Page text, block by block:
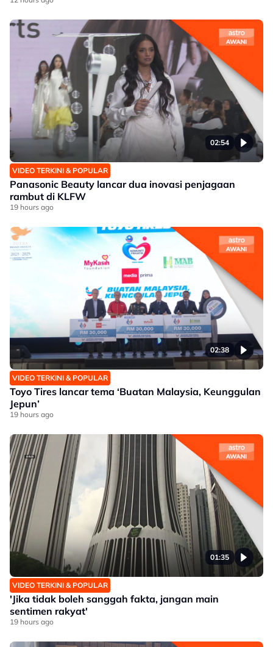
02:54
VIDEO TERKINI & POPULAR
Panasonic Beauty lancar dua inovasi penjagaan
rambut di KLFW
19 hours ago
02:38
VIDEO TERKINI & POPULAR
Toyo Tires lancar tema ‘Buatan Malaysia, Keunggulan
Jepun’
19 hours ago
01:35
VIDEO TERKINI & POPULAR
'Jika tidak boleh sanggah fakta, jangan main
sentimen rakyat'
19 hours ago